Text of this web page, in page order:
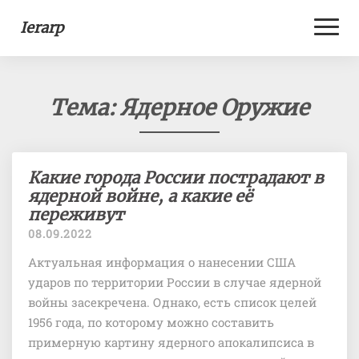
Toggle
Ierarp
Тема:Ядерное Оружие
Какие
города
России
пострадают
ядерной
войне,
а
какие
переживут
Какие города России пострадают в
ядерной войне, а какие её
переживут
08.09.2022
Актуальная информация о нанесении США
ударов по территории России в случае ядерной
войны засекречена. Однако, есть список целей
1956 года, по которому можно составить
примерную картину ядерного апокалипсиса в